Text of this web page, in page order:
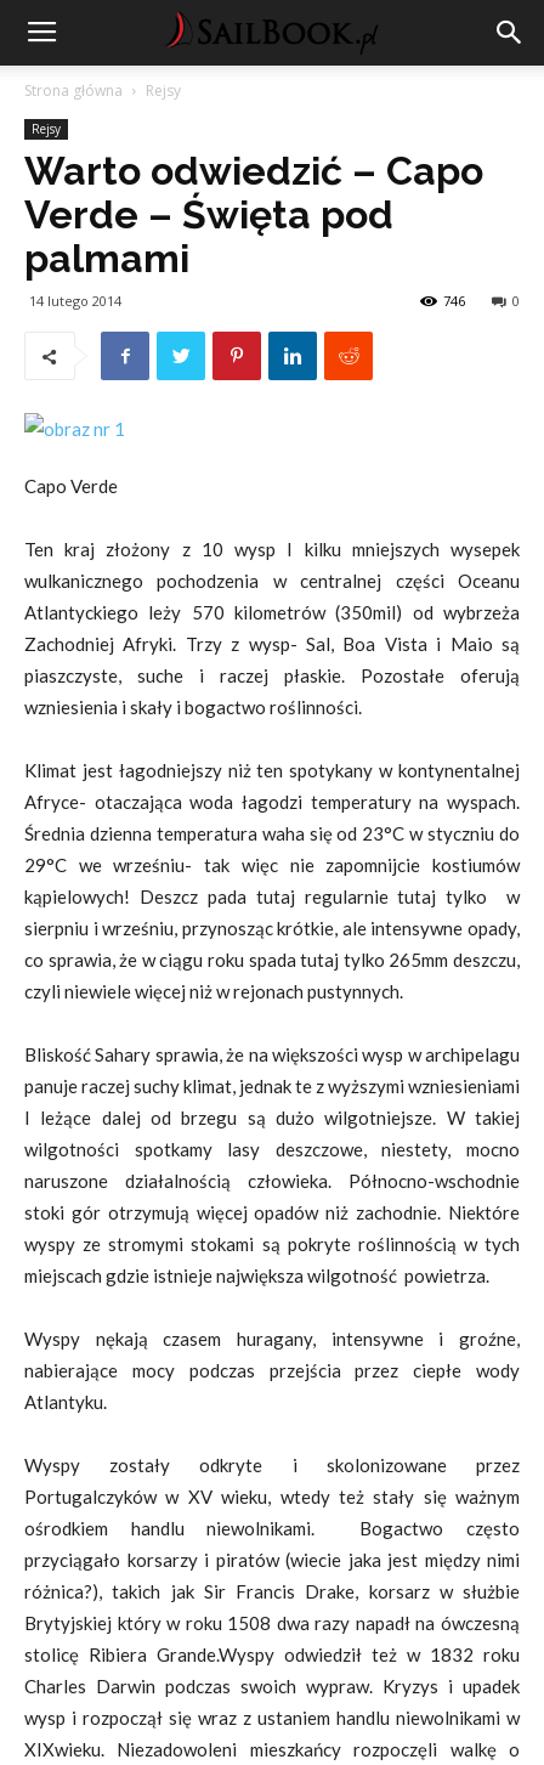
Strona główna Rejsy
Rejsy
Warto odwiedzić – Capo
Verde – Święta pod
palmami
14 lutego 2014 0
746
Capo Verde
Ten kraj złożony z 10 wysp I kilku mniejszych wysepek
wulkanicznego pochodzenia w centralnej części Oceanu
Atlantyckiego leży 570 kilometrów (350mil) od wybrzeża
Zachodniej Afryki. Trzy z wysp- Sal, Boa Vista i Maio są
piaszczyste, suche i raczej płaskie. Pozostałe oferują
wzniesienia i skały i bogactwo roślinności.
Klimat jest łagodniejszy niż ten spotykany w kontynentalnej
Afryce- otaczająca woda łagodzi temperatury na wyspach.
Średnia dzienna temperatura waha się od 23°C w styczniu do
29°C we wrześniu- tak więc nie zapomnijcie kostiumów
kąpielowych! Deszcz pada tutaj regularnie tutaj tylko w
sierpniu i wrześniu, przynosząc krótkie, ale intensywne opady,
co sprawia, że w ciągu roku spada tutaj tylko 265mm deszczu,
czyli niewiele więcej niż w rejonach pustynnych.
Bliskość Sahary sprawia, że na większości wysp w archipelagu
panuje raczej suchy klimat, jednak te z wyższymi wzniesieniami
I leżące dalej od brzegu są dużo wilgotniejsze. W takiej
wilgotności spotkamy lasy deszczowe, niestety, mocno
naruszone działalnością człowieka. Północno-wschodnie
stoki gór otrzymują więcej opadów niż zachodnie. Niektóre
wyspy ze stromymi stokami są pokryte roślinnością w tych
miejscach gdzie istnieje największa wilgotność powietrza.
Wyspy nękają czasem huragany, intensywne i groźne,
nabierające mocy podczas przejścia przez ciepłe wody
Atlantyku.
Wyspy zostały odkryte i skolonizowane przez
Portugalczyków w XV wieku, wtedy też stały się ważnym
ośrodkiem handlu niewolnikami. Bogactwo często
przyciągało korsarzy i piratów (wiecie jaka jest między nimi
różnica?), takich jak Sir Francis Drake, korsarz w służbie
Brytyjskiej który w roku 1508 dwa razy napadł na ówczesną
stolicę Ribiera Grande.Wyspy odwiedził też w 1832 roku
Charles Darwin podczas swoich wypraw. Kryzys i upadek
wysp i rozpoczął się wraz z ustaniem handlu niewolnikami w
XIXwieku. Niezadowoleni mieszkańcy rozpoczęli walkę o